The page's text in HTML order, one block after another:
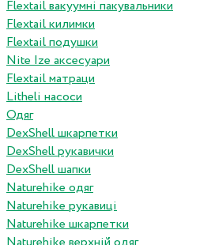
Flextail вакуумні пакувальники
Flextail килимки
Flextail подушки
Nite Ize аксесуари
Flextail матраци
Litheli насоси
Одяг
DexShell шкарпетки
DexShell рукавички
DexShell шапки
Naturehike одяг
Naturehike рукавиці
Naturehike шкарпетки